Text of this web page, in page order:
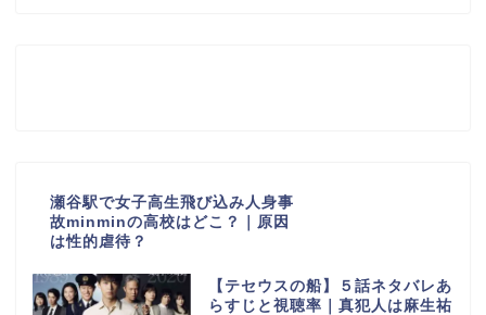
瀬谷駅で女子高生飛び込み人身事
故minminの高校はどこ？｜原因
は性的虐待？
【テセウスの船】５話ネタバレあ
らすじと視聴率｜真犯人は麻生祐